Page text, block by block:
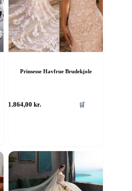
Prinsesse Havfrue Brudekjole
1.864,00kr. 🛒
vare
kan
vælges
på
varesiden